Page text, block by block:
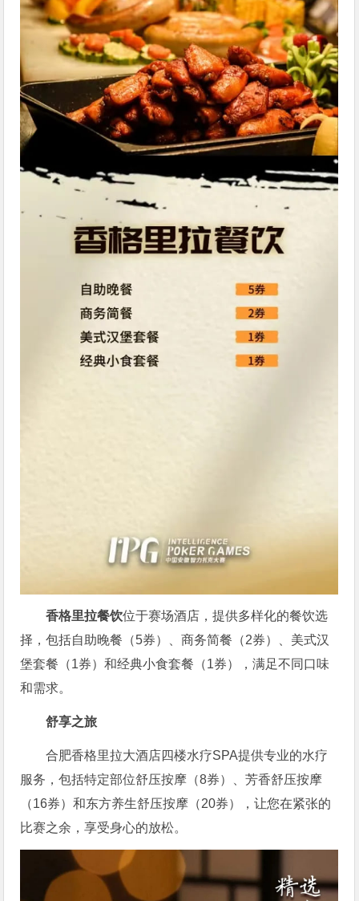
香格里拉餐饮位于赛场酒店，提供多样化的餐饮选
择，包括自助晚餐（5券）、商务简餐（2券）、美式汉
堡套餐（1券）和经典小食套餐（1券），满足不同口味
和需求。
舒享之旅
合肥香格里拉大酒店四楼水疗SPA提供专业的水疗
服务，包括特定部位舒压按摩（8券）、芳香舒压按摩
（16券）和东方养生舒压按摩（20券），让您在紧张的
比赛之余，享受身心的放松。